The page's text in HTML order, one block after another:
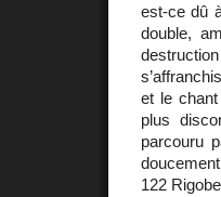
est-ce dû
double,
et le
plus
parcouru
122